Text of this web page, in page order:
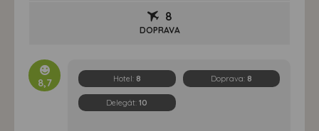
8
DOPRAVA
8,7 Hotel: 8 Doprava: 8
Delegát:10